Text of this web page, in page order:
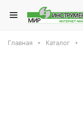
Главная Каталог